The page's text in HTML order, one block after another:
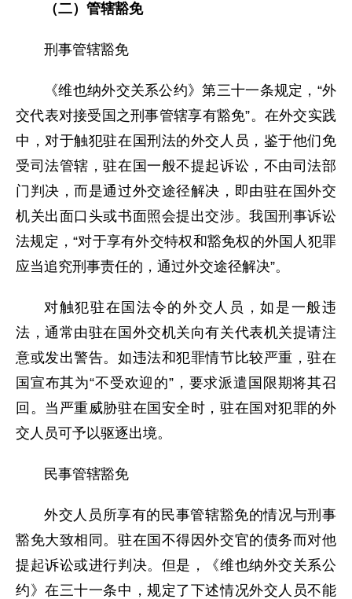
（二）管辖豁免
刑事管辖豁免
《维也纳外交关系公约》第三十一条规定，“外
交代表对接受国之刑事管辖享有豁免”。在外交实践
中，对于触犯驻在国刑法的外交人员，鉴于他们免
受司法管辖，驻在国一般不提起诉讼，不由司法部
门判决，而是通过外交途径解决，即由驻在国外交
机关出面口头或书面照会提出交涉。我国刑事诉讼
法规定，“对于享有外交特权和豁免权的外国人犯罪
应当追究刑事责任的，通过外交途径解决”。
对触犯驻在国法令的外交人员，如是一般违
法，通常由驻在国外交机关向有关代表机关提请注
意或发出警告。如违法和犯罪情节比较严重，驻在
国宣布其为“不受欢迎的”，要求派遣国限期将其召
回。当严重威胁驻在国安全时，驻在国对犯罪的外
交人员可予以驱逐出境。
民事管辖豁免
外交人员所享有的民事管辖豁免的情况与刑事
豁免大致相同。驻在国不得因外交官的债务而对他
提起诉讼或进行判决。但是，《维也纳外交关系公
约》在三十一条中，规定了下述情况外交人员不能